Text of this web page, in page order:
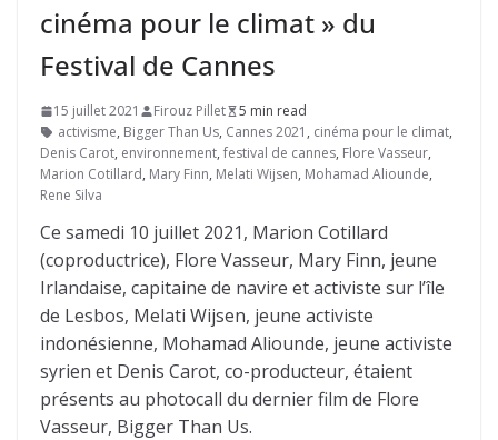
cinéma pour le climat » du
Festival de Cannes
15 juillet 2021 Firouz Pillet
5 min read
activisme, Bigger Than Us, Cannes 2021 , cinéma pour le climat,
Denis Carot, environnement, festival de cannes, Flore Vasseur,
Marion Cotillard, Mary Finn, Melati Wijsen, Mohamad Aliounde,
Rene Silva
Ce samedi 10 juillet 2021, Marion Cotillard
(coproductrice), Flore Vasseur, Mary Finn, jeune
Irlandaise, capitaine de navire et activiste sur l’île
de Lesbos, Melati Wijsen, jeune activiste
indonésienne, Mohamad Aliounde, jeune activiste
syrien et Denis Carot, co-producteur, étaient
présents au photocall du dernier film de Flore
Vasseur, Bigger Than Us.